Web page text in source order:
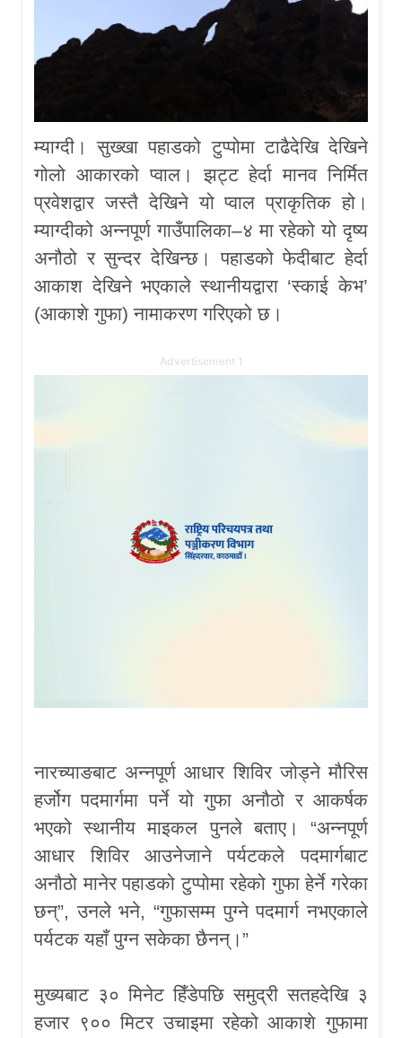
म्याग्दी। सुख्खा पहाडको टुप्पोमा टाढैदेखि देखिने
गोलो आकारको प्वाल। झट्ट हेर्दा मानव निर्मित
प्रवेशद्वार जस्तै देखिने यो प्वाल प्राकृतिक हो।
म्याग्दीको अन्नपूर्ण गाउँपालिका–४ मा रहेको यो दृष्य
अनौठो र सुन्दर देखिन्छ। पहाडको फेदीबाट हेर्दा
आकाश देखिने भएकाले स्थानीयद्वारा ‘स्काई केभ’
(आकाशे गुफा) नामाकरण गरिएको छ।
Advertisement 1
नारच्याङबाट अन्नपूर्ण आधार शिविर जोड्ने मौरिस
हर्जोग पदमार्गमा पर्ने यो गुफा अनौठो र आकर्षक
भएको स्थानीय माइकल पुनले बताए। “अन्नपूर्ण
आधार शिविर आउनेजाने पर्यटकले पदमार्गबाट
अनौठो मानेर पहाडको टुप्पोमा रहेको गुफा हेर्ने गरेका
छन्”, उनले भने, “गुफासम्म पुग्ने पदमार्ग नभएकाले
पर्यटक यहाँ पुग्न सकेका छैनन्।”
मुख्यबाट ३० मिनेट हिँडेपछि समुद्री सतहदेखि ३
हजार ९०० मिटर उचाइमा रहेको आकाशे गुफामा